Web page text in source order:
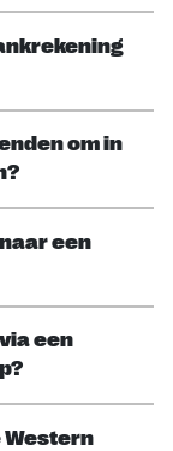
om in
een
een
Western